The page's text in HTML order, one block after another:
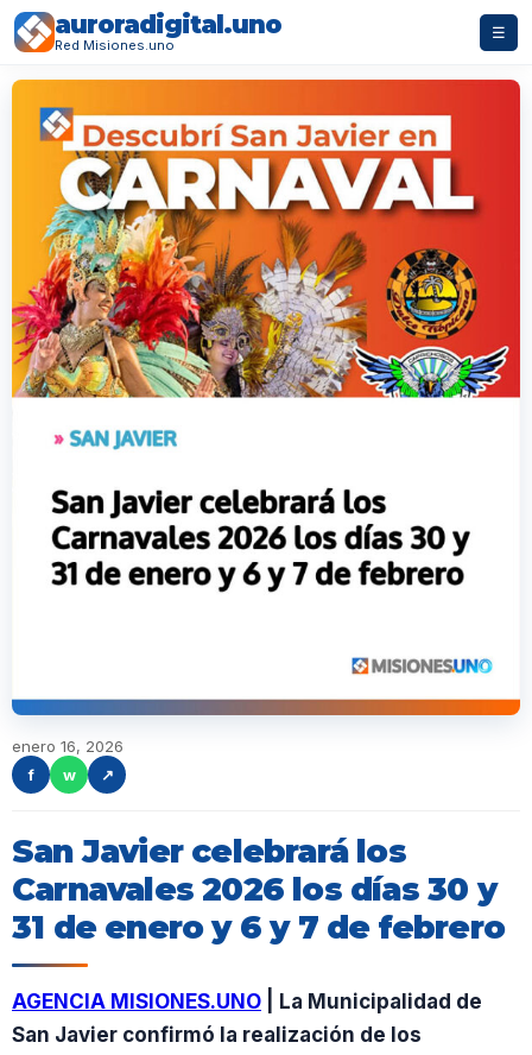
auroradigital.uno
Red Misiones.uno
☰
enero 16, 2026
f
w ↗
San Javier celebrará los
Carnavales 2026 los días 30 y
31 de enero y 6 y 7 de febrero
AGENCIA MISIONES.UNO | La Municipalidad de
San Javier confirmó la realización de los